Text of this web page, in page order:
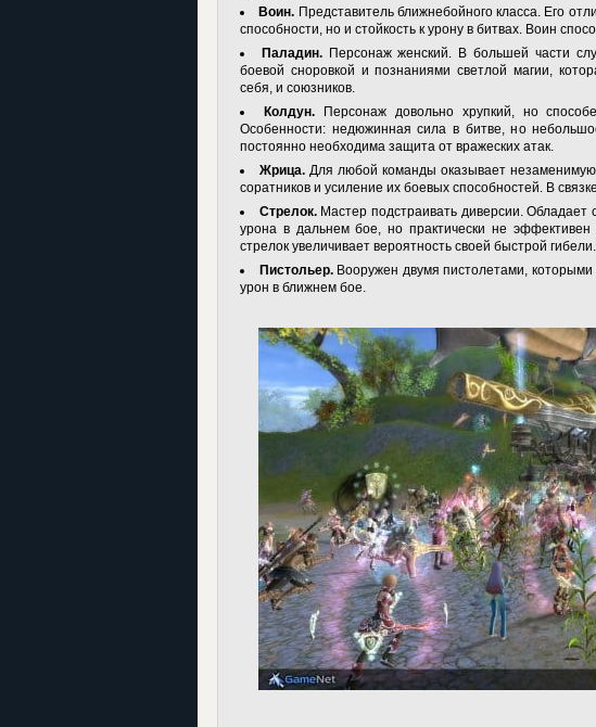
Воин. Представитель ближнебойного класса. Его
способности, но и стойкость к урону в битвах. Воин
Паладин.Персонаж женский. В большей части
боевой сноровкой и познаниями светлой магии,
себя, и союзников.
Колдун.Персонаж довольно хрупкий, но
Особенности: недюжинная сила в битве, но
постоянно необходима защита от вражеских атак.
Жрица. Для любой команды оказывает
соратников и усиление их боевых способностей. В
Стрелок.Мастер подстраивать диверсии. Обладает
урона в дальнем бое, но практически не
стрелок увеличивает вероятность своей быстрой гибели.
Пистольер.Вооружен двумя пистолетами,
урон в ближнем бое.